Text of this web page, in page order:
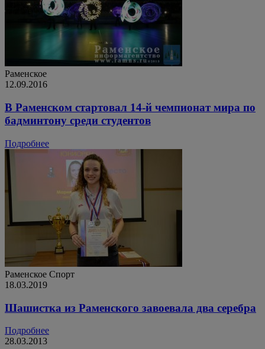
Раменское
12.09.2016
В Раменском стартовал 14-й чемпионат мира по
бадминтону среди студентов
Подробнее
Раменское Спорт
18.03.2019
Шашистка из Раменского завоевала два серебра
Подробнее
28.03.2013